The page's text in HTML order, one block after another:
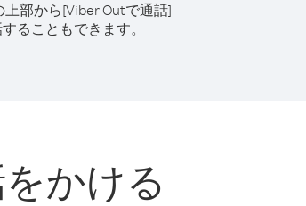
部から[Viber Outで通話]
ることもできます。
かける